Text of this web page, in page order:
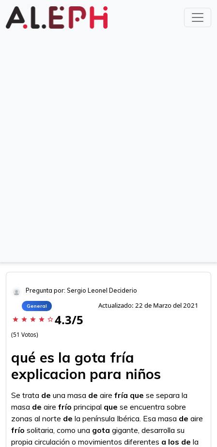
Pregunta por: Sergio Leonel Deciderio
General Actualizado: 22 de Marzo del 2021
star star star star star_border 4.3/5
(51 Votos)
qué es la gota fría
explicacion para niños
Se trata de una masa de aire fría que se separa la
masa de aire frío principal que se encuentra sobre
zonas al norte de la península Ibérica. Esa masa de aire
frío solitaria, como una gota gigante, desarrolla su
propia circulación o movimientos diferentes a los de la